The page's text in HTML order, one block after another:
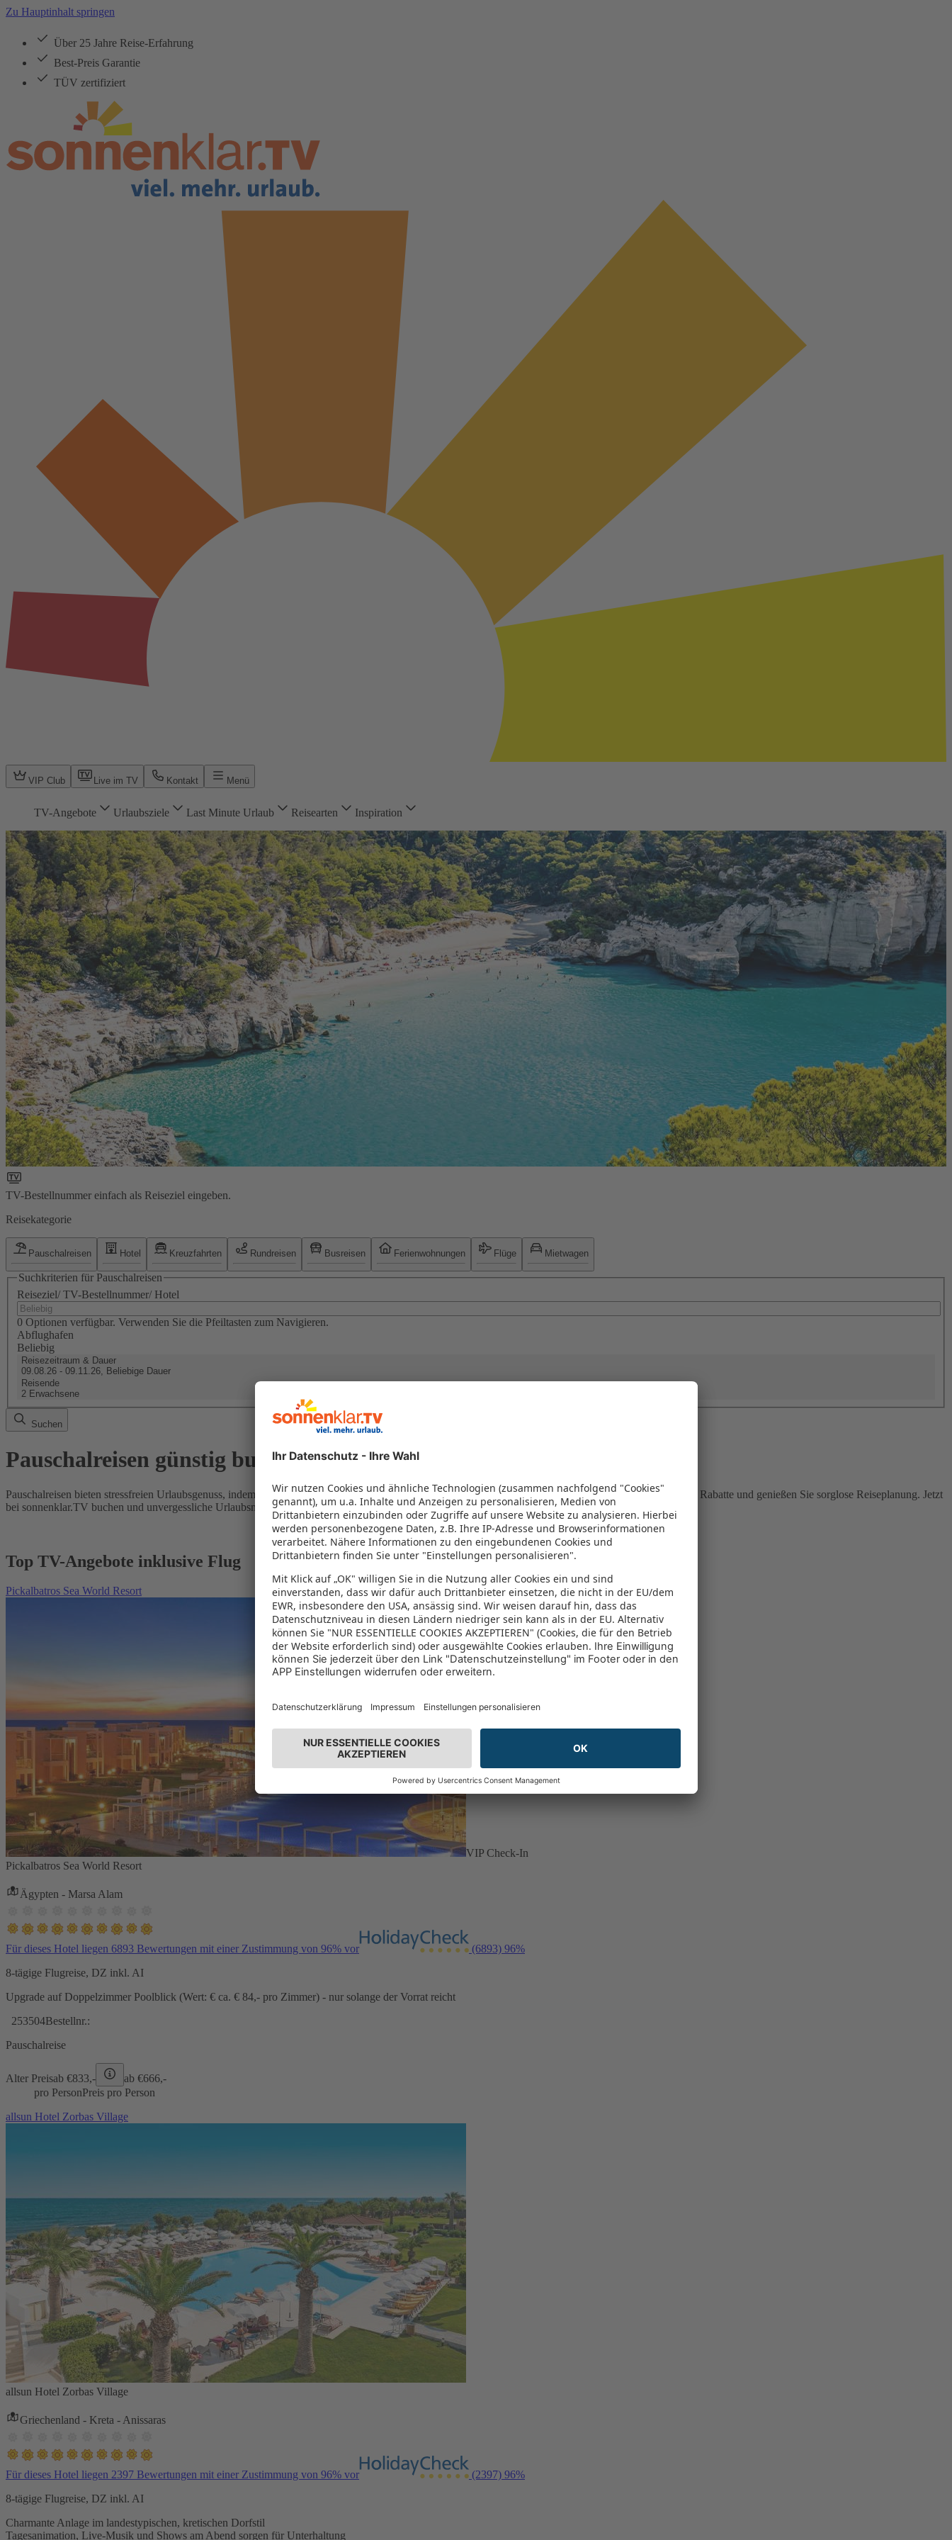
Zu Hauptinhalt springen
Über 25 Jahre Reise-Erfahrung
Best-Preis Garantie
TÜV zertifiziert
VIP Club Live im TV Kontakt Menü
TV-Angebote Urlaubsziele Last Minute Urlaub Reisearten Inspiration
TV-Bestellnummer einfach als Reiseziel eingeben.
Reisekategorie
Pauschalreisen Hotel Kreuzfahrten Rundreisen Busreisen Ferienwohnungen Flüge Mietwagen
Suchkriterien für Pauschalreisen
Reiseziel/ TV-Bestellnummer/ Hotel
0 Optionen verfügbar. Verwenden Sie die Pfeiltasten zum Navigieren.
Abflughafen
Beliebig
Reisezeitraum & Dauer
09.08.26 - 09.11.26, Beliebige Dauer
Reisende
2 Erwachsene
Suchen
Pauschalreisen günstig buchen
Pauschalreisen bieten stressfreien Urlaubsgenuss, indem Flug und Hotel in einem Paket kombiniert werden – das spart Zeit und Geld. Nutzen Sie attraktive Rabatte und genießen Sie sorglose Reiseplanung. Jetzt
bei sonnenklar.TV buchen und unvergessliche Urlaubsmomente erleben!
Top TV-Angebote inklusive Flug
Pickalbatros Sea World Resort
VIP Check-In
Pickalbatros Sea World Resort
Ägypten - Marsa Alam
Für dieses Hotel liegen 6893 Bewertungen mit einer Zustimmung von 96% vor (6893) 96%
8-tägige Flugreise, DZ inkl. AI
Upgrade auf Doppelzimmer Poolblick (Wert: € ca. € 84,- pro Zimmer) - nur solange der Vorrat reicht
253504Bestellnr.:
Pauschalreise
Alter Preisab €833,- ab €666,-
pro PersonPreis pro Person
allsun Hotel Zorbas Village
allsun Hotel Zorbas Village
Griechenland - Kreta - Anissaras
Für dieses Hotel liegen 2397 Bewertungen mit einer Zustimmung von 96% vor (2397) 96%
8-tägige Flugreise, DZ inkl. AI
Charmante Anlage im landestypischen, kretischen Dorfstil
Tagesanimation, Live-Musik und Shows am Abend sorgen für Unterhaltung